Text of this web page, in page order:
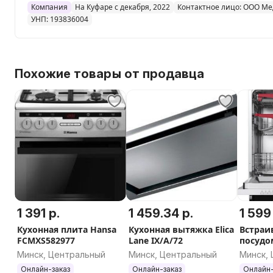
Компания На Куфаре с декабря, 2022
Контактное лицо: ООО
УНП: 193836004
Похожие товары от продавца
1 391 р.
Кухонная плита Hansa
FCMXS582977
Минск, Центральный
Онлайн-заказ
1 459.34 р.
Кухонная вытяжка Elica
Lane IX/A/72
Минск, Центральный
Онлайн-заказ
1
Минск,